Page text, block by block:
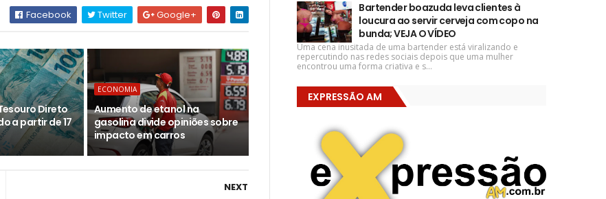
Facebook Twitter Google+
Direto
a partir de 17
ECONOMIA
Aumento de etanol na
gasolina divide opiniões sobre
impacto em carros
NEXT
Bartender boazuda leva clientes à
loucura ao servir cerveja com copo na
bunda; VEJA O VÍDEO
Uma cena inusitada de uma bartender está viralizando e
repercutindo nas redes sociais depois que uma mulher
encontrou uma forma criativa e s...
EXPRESSÃO AM